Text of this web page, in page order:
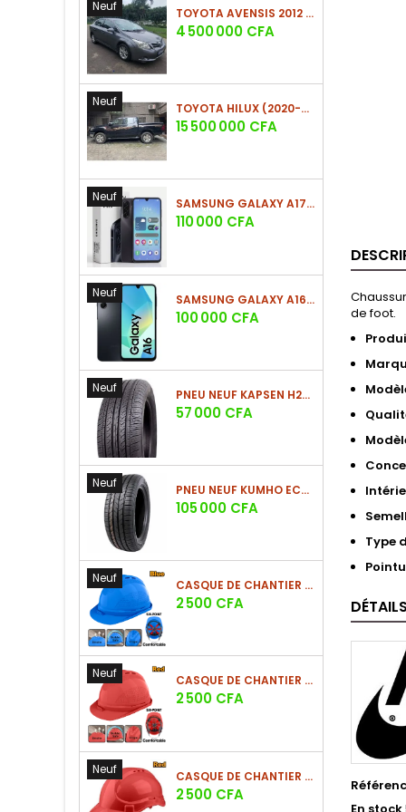
Neuf TOYOTA AVENSIS 2012 (PHASE 2)
Prix
4 500 000 CFA
Neuf TOYOTA HILUX (2020-2021)
Prix
15 500 000 CFA
Neuf SAMSUNG GALAXY A17 (4GO/128GO)
Prix
110 000 CFA
Neuf SAMSUNG GALAXY A16 4G (4GO/128GO)
Prix
100 000 CFA
Neuf PNEU NEUF KAPSEN H202 225/60 R18 100H
Prix
57 000 CFA
Neuf PNEU NEUF KUMHO ECSTA HS52 225/60 R17 99V
Prix
105 000 CFA
Neuf CASQUE DE CHANTIER BLEU EN PE 380G
Prix
2 500 CFA
Neuf CASQUE DE CHANTIER ROUGE EN PE 380G
Prix
2 500 CFA
Neuf CASQUE DE CHANTIER ROUGE EN PE 330G - NOUVEAU MODÈLE
Prix
2 500 CFA
de foot.
Type